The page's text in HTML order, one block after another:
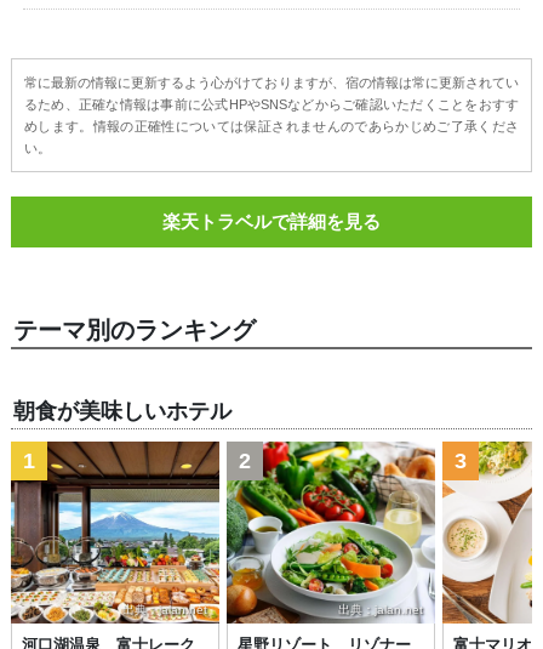
常に最新の情報に更新するよう心がけておりますが、宿の情報は常に更新されてい
るため、正確な情報は事前に公式HPやSNSなどからご確認いただくことをおすす
めします。情報の正確性については保証されませんのであらかじめご了承くださ
い。
楽天トラベルで詳細を見る
テーマ別のランキング
朝食が美味しいホテル
出典：jalan.net
1
河口湖温泉 富士レーク
出典：jalan.net
2
星野リゾート リゾナー
3
富士マリオ